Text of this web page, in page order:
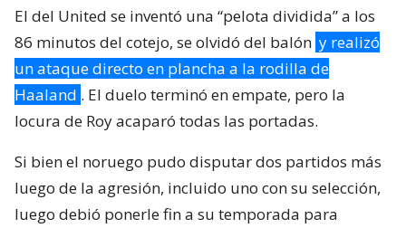
El del United se inventó una “pelota dividida” a los
86 minutos del cotejo, se olvidó del balón y realizó
un ataque directo en plancha a la rodilla de
Haaland . El duelo terminó en empate, pero la
locura de Roy acaparó todas las portadas.
Si bien el noruego pudo disputar dos partidos más
luego de la agresión, incluido uno con su selección,
luego debió ponerle fin a su temporada para